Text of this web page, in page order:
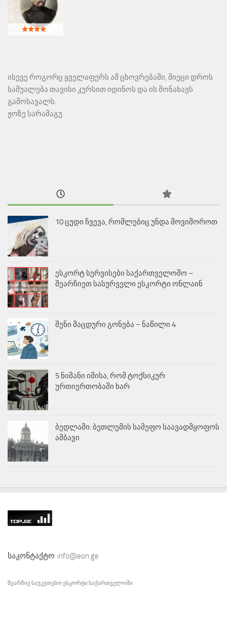
ისევე როგორც ყველაფერს ამ ცხოვრებაში, მიეცი დროს
საშუალება თავისი კურსით იდინოს და ის მონახავს
გამოსავალს.
ჟოზე სარამაგუ
10 ცუდი ჩვევა, რომლებიც უნდა მოვიშოროთ
ესკორტ სერვისები საქართველოშო –
შეარჩიეთ სასურველი ესკორტი ონლაინ
შენი მაცდური გონება – ნაწილი 4
5 ნიშანი იმისა, რომ ტოქსიკურ
ურთიერთობაში ხარ
ბედლამი: ბეთლემის სამეფო საავადმყოფოს
ამბავი
საკონტაქტო: info@eon.ge
შეარჩიე საუკეთესო ესკორტი საქართველოში